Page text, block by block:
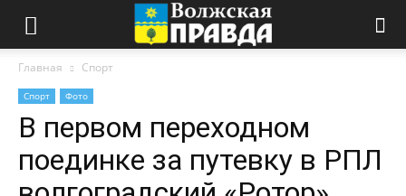
Главная Спорт
Спорт Фото
В первом переходном
поединке за путевку в РПЛ